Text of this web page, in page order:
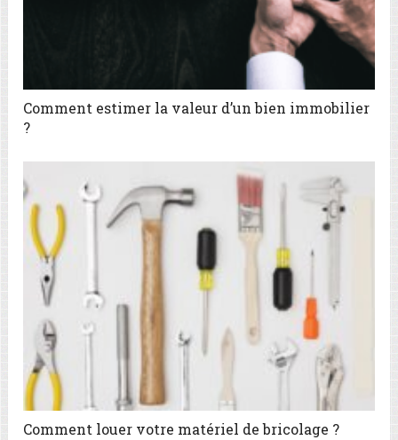
Comment estimer la valeur d’un bien immobilier
?
Comment louer votre matériel de bricolage ?